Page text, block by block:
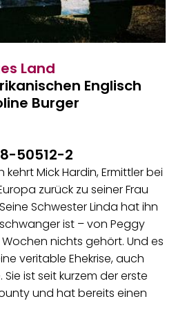
Land
Englisch
Burger
50512-2
Mick Hardin, Ermittler bei
zurück zu seiner Frau
Schwester Linda hat ihn
ist – von Peggy
nichts gehört. Und es
veritable Ehekrise, auch
ist seit kurzem der erste
und hat bereits einen